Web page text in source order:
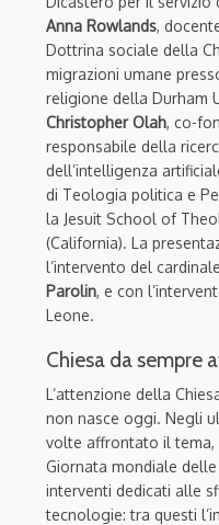
Anna Rowlands,
Dottrina sociale della
migrazioni umane
religione della Durham
Christopher Olah, co-
responsabile della
dell’intelligenza
di Teologia politica e
la Jesuit School of
(California). La
l’intervento del
Parolin, e con
Leone.
Chiesa da sempre
L’attenzione della
non nasce oggi. Negli
volte affrontato il tema,
Giornata mondiale
interventi dedicati alle
tecnologie: tra questi